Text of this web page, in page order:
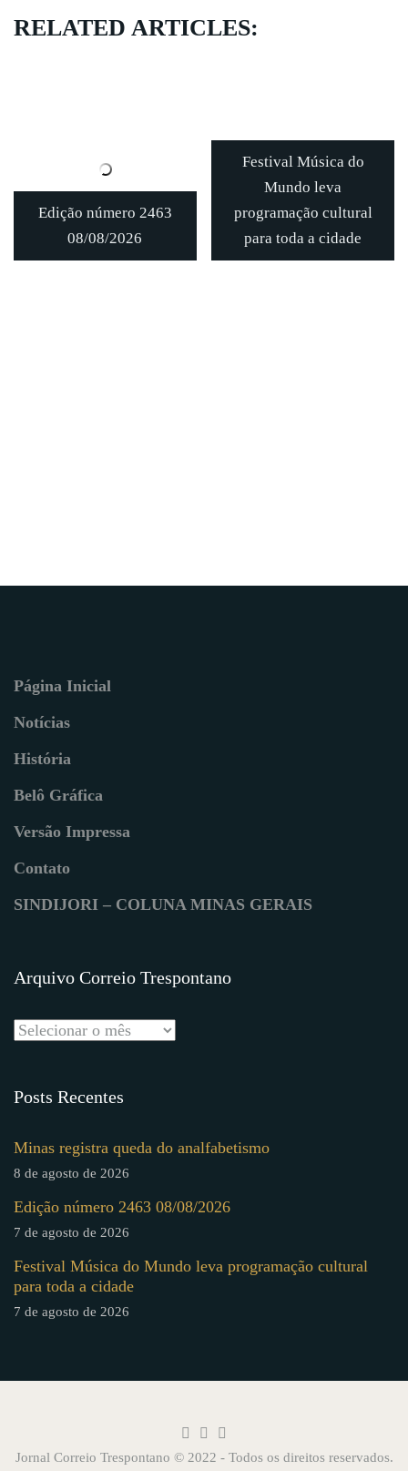
RELATED ARTICLES:
Edição número 2463
08/08/2026
Festival Música do
Mundo leva
programação cultural
para toda a cidade
Página Inicial
Notícias
História
Belô Gráfica
Versão Impressa
Contato
SINDIJORI – COLUNA MINAS GERAIS
Arquivo Correio Trespontano
Posts Recentes
Minas registra queda do analfabetismo
8 de agosto de 2026
Edição número 2463 08/08/2026
7 de agosto de 2026
Festival Música do Mundo leva programação cultural
para toda a cidade
7 de agosto de 2026
Jornal Correio Trespontano © 2022 - Todos os direitos reservados.